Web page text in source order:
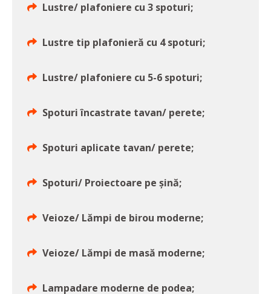
Lustre/ plafoniere cu 3 spoturi;
Lustre tip plafonieră cu 4 spoturi;
Lustre/ plafoniere cu 5-6 spoturi;
Spoturi încastrate tavan/ perete;
Spoturi aplicate tavan/ perete;
Spoturi/ Proiectoare pe șină;
Veioze/ Lămpi de birou moderne;
Veioze/ Lămpi de masă moderne;
Lampadare moderne de podea;